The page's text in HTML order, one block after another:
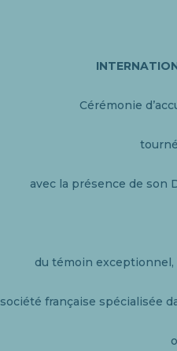
Cérémonie
avec la présence de son
du témoin exceptionnel,
société française spécialisée